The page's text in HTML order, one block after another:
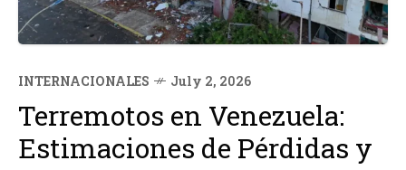
INTERNACIONALES July 2, 2026
Terremotos en Venezuela:
Estimaciones de Pérdidas y